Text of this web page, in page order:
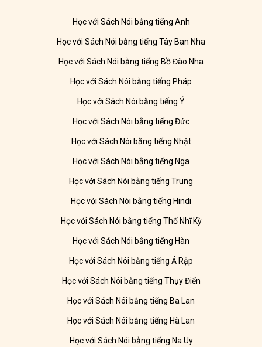
Học với Sách Nói bằng tiếng Anh
Học với Sách Nói bằng tiếng Tây Ban Nha
Học với Sách Nói bằng tiếng Bồ Đào Nha
Học với Sách Nói bằng tiếng Pháp
Học với Sách Nói bằng tiếng Ý
Học với Sách Nói bằng tiếng Đức
Học với Sách Nói bằng tiếng Nhật
Học với Sách Nói bằng tiếng Nga
Học với Sách Nói bằng tiếng Trung
Học với Sách Nói bằng tiếng Hindi
Học với Sách Nói bằng tiếng Thổ Nhĩ Kỳ
Học với Sách Nói bằng tiếng Hàn
Học với Sách Nói bằng tiếng Ả Rập
Học với Sách Nói bằng tiếng Thụy Điển
Học với Sách Nói bằng tiếng Ba Lan
Học với Sách Nói bằng tiếng Hà Lan
Học với Sách Nói bằng tiếng Na Uy